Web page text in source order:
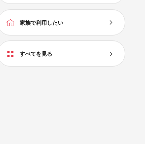
家族で利用したい
すべてを見る